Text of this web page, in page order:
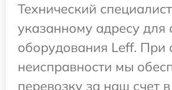
Технический
указанному адресу для
оборудования Leff. При
неисправности мы
перевозку за наш счет